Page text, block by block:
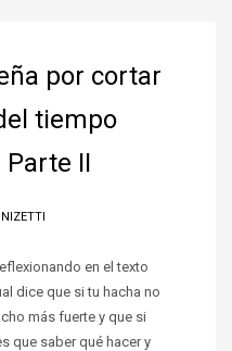
por cortar
tiempo
II
en el texto
dice que si tu hacha no
más fuerte y que si
que saber qué hacer y